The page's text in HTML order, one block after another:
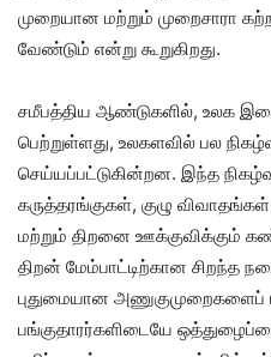
முறையான மற்றும் முறைசாரா
வேண்டும் என்று கூறுகிறது.
சமீபத்திய ஆண்டுகளில், உலக
பெற்றுள்ளது, உலகளவில் பல
செய்யப்பட்டுகின்றன. இந்த
கருத்தரங்குகள், குழு
மற்றும் திறனை ஊக்குவிக்கும்
திறன் மேம்பாட்டிற்கான சிறந்த
புதுமையான அணுகுமுறைகளைப்
பங்குதாரர்களிடையே